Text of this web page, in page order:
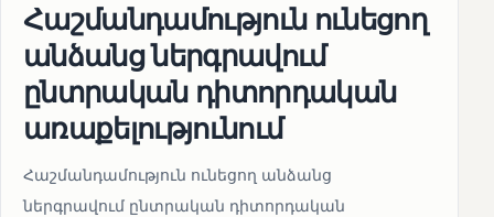
Հաշմանդամություն ունեցող
անձանց ներգրավում
ընտրական դիտորդական
առաքելությունում
Հաշմանդամություն ունեցող անձանց
ներգրավում ընտրական դիտորդական